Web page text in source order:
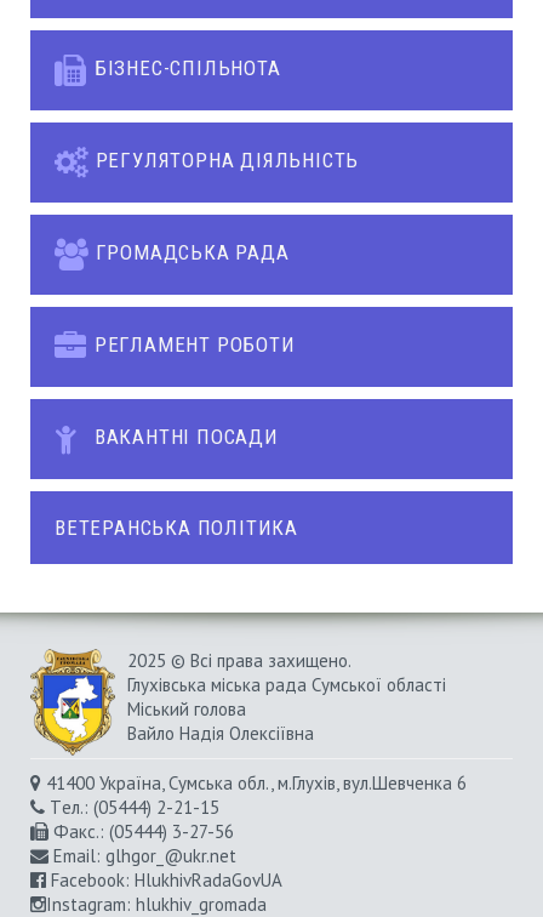
БІЗНЕС-СПІЛЬНОТА
РЕГУЛЯТОРНА ДІЯЛЬНІСТЬ
ГРОМАДСЬКА РАДА
РЕГЛАМЕНТ РОБОТИ
ВАКАНТНІ ПОСАДИ
ВЕТЕРАНСЬКА ПОЛІТИКА
2025 © Всі права захищено.
Глухівська міська рада Сумської області
Міський голова
Вайло Надія Олексіївна
41400 Україна, Сумська обл., м.Глухів, вул.Шевченка 6
Tел.: (05444) 2-21-15
Факс.: (05444) 3-27-56
Email: glhgor_@ukr.net
Facebook: HlukhivRadaGovUA
Instagram: hlukhiv_gromada